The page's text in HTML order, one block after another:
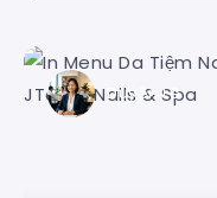
Duyên Lê